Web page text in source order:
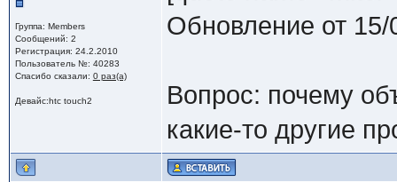
Группа: Members
Сообщений: 2
Регистрация: 24.2.2010
Пользователь №: 40283
Спасибо сказали: 0 раз(а)
Девайс:htc touch2
Обновление от 15/
Вопрос: почему
какие-то другие